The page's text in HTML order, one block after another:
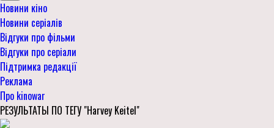
Новини кіно
Новини серіалів
Відгуки про фільми
Відгуки про серіали
Підтримка редакції
Реклама
Про kinowar
РЕЗУЛЬТАТЫ ПО ТЕГУ "Harvey Keitel"